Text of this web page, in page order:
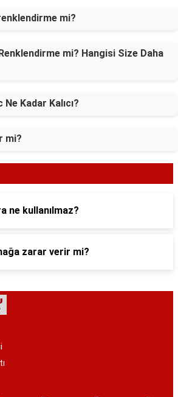
mi?
mi? Hangisi Size Daha
Kadar Kalıcı?
mi?
ne kullanılmaz?
zarar verir mi?